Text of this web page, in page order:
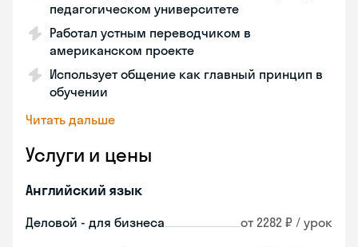
педагогическом университете
Работал устным переводчиком в
американском проекте
Использует общение как главный принцип в
обучении
Читать дальше
Услуги и цены
Английский язык
Деловой - для бизнеса от 2282 ₽ / урок